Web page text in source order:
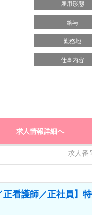
雇用形態
給与
勤務地
仕事内容
求人情報詳細へ
求人番
看護師／正社員】